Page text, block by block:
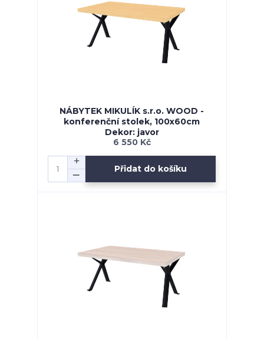
NÁBYTEK MIKULÍK s.r.o. WOOD -
konferenční stolek, 100x60cm
Dekor: javor
6 550 Kč
Přidat do košíku